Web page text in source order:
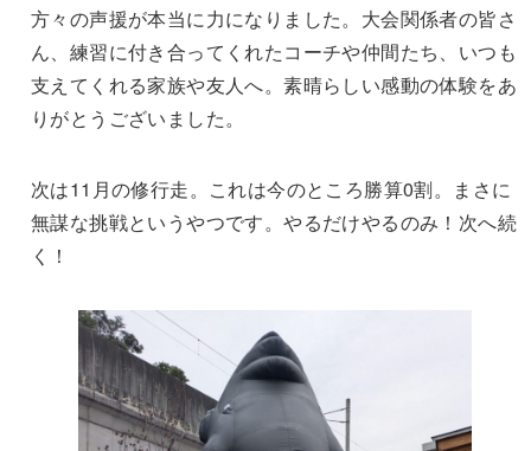
方々の声援が本当に力になりました。大会関係者の皆さ
ん、練習に付き合ってくれたコーチや仲間たち、いつも
支えてくれる家族や友人へ。素晴らしい感動の体験をあ
りがとうございました。
次は11月の修行走。これは今のところ勝算0割。まさに
無謀な挑戦というやつです。やるだけやるのみ！次へ続
く！